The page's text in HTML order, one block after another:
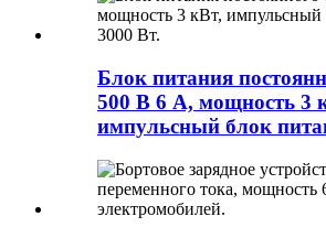
Блок питания
500 В 6 А, мощность 3
импульсный блок